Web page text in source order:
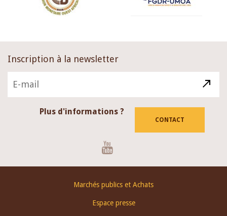
Inscription à la newsletter
Plus d'informations ?
CONTACT
Marchés publics et Achats
Espace presse